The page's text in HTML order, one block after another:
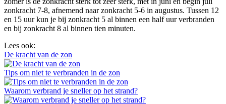
zonkracht 7-8, afnemend naar zonkracht 5-6 in augustus. Tussen 12
en 15 uur kun je bij zonkracht 5 al binnen een half uur verbranden
en bij zonkracht 8 al binnen tien minuten.
Lees ook:
De kracht van de zon
Tips om niet te verbranden in de zon
Waarom verbrand je sneller op het strand?